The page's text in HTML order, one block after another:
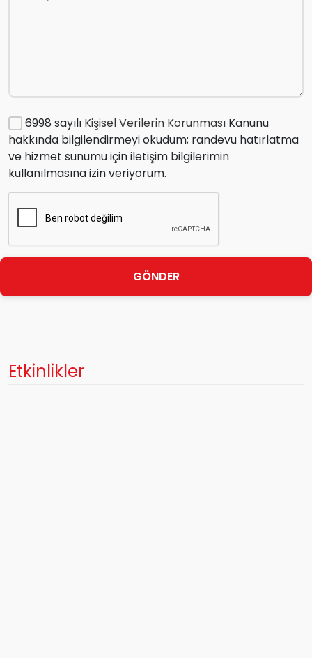
6998 sayılı Kişisel Verilerin Korunması Kanunu
hakkında bilgilendirmeyi okudum; randevu hatırlatma
ve hizmet sunumu için iletişim bilgilerimin
kullanılmasına izin veriyorum.
GÖNDER
Etkinlikler